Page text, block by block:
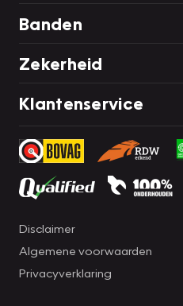
Banden
Zekerheid
Klantenservice
Disclaimer
Algemene voorwaarden
Privacyverklaring